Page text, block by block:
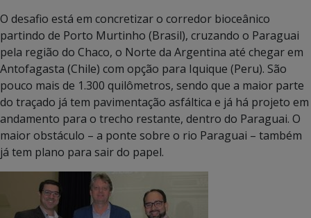
O desafio está em concretizar o corredor bioceânico
partindo de Porto Murtinho (Brasil), cruzando o Paraguai
pela região do Chaco, o Norte da Argentina até chegar em
Antofagasta (Chile) com opção para Iquique (Peru). São
pouco mais de 1.300 quilômetros, sendo que a maior parte
do traçado já tem pavimentação asfáltica e já há projeto em
andamento para o trecho restante, dentro do Paraguai. O
maior obstáculo – a ponte sobre o rio Paraguai – também
já tem plano para sair do papel.